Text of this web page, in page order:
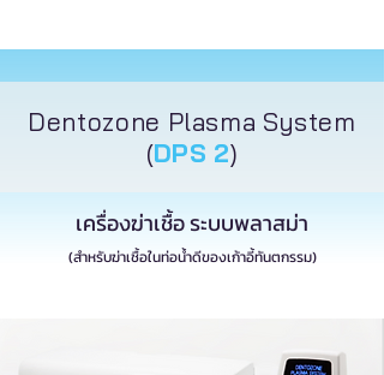
Dentozone Plasma System
(DPS 2)
เครื่องฆ่าเชื้อ ระบบพลาสม่า
(สำหรับฆ่าเชื้อในท่อน้ำดีของเก้าอี้ทันตกรรม)